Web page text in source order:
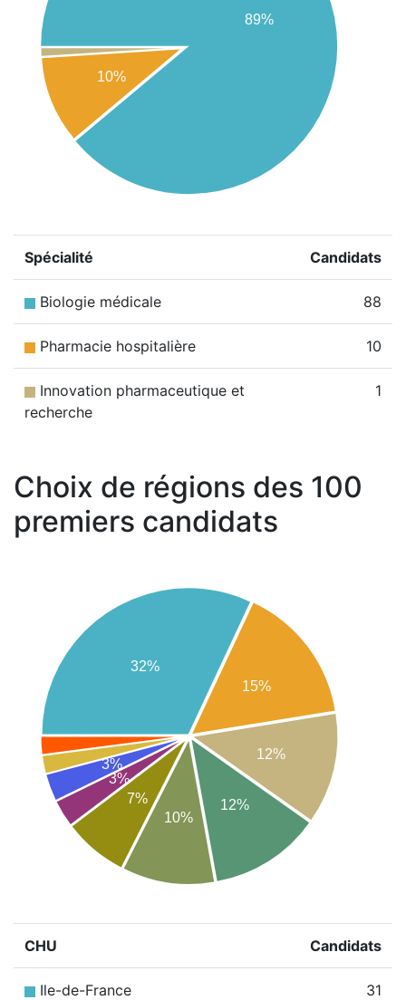
89%
10%
Spécialité Candidats
Biologie médicale 88
Pharmacie hospitalière 10
Innovation pharmaceutique et
recherche
1
Choix de régions des 100
premiers candidats
32%
15%
12%
12%
10%
7%
3%
3%
CHU Candidats
Ile-de-France 31